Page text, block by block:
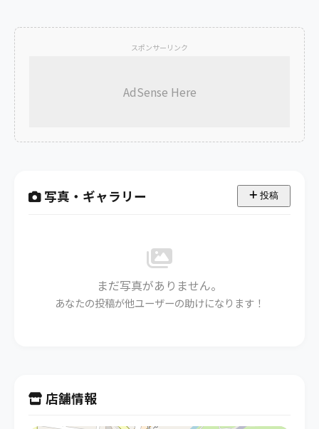
スポンサーリンク
AdSense Here
写真・ギャラリー 投稿
まだ写真がありません。
あなたの投稿が他ユーザーの助けになります！
店舗情報